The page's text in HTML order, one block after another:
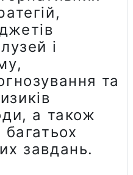
і
та
а також
багатьох
завдань.